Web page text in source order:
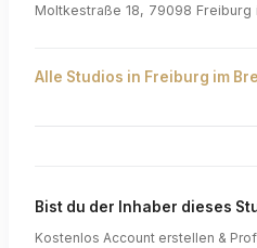
Moltkestraße 18, 79098 Freiburg
Alle Studios in Freiburg im
Bist du der Inhaber dieses
Kostenlos Account erstellen &